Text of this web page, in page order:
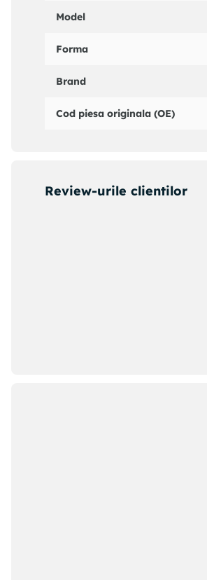
Model
Forma
Brand
Cod piesa originala (OE)
Review-urile clientilor